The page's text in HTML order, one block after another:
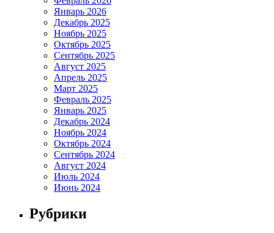
Январь 2026
Декабрь 2025
Ноябрь 2025
Октябрь 2025
Сентябрь 2025
Август 2025
Апрель 2025
Март 2025
Февраль 2025
Январь 2025
Декабрь 2024
Ноябрь 2024
Октябрь 2024
Сентябрь 2024
Август 2024
Июль 2024
Июнь 2024
Рубрики